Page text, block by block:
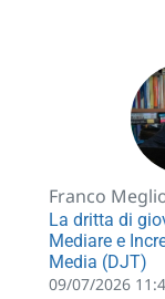
Franco
La dritta di
Mediare e
Media (DJT)
09/07/2026